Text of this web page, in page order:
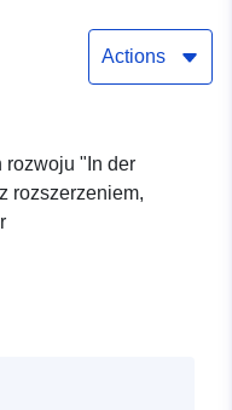
Actions
rozwoju "In der
rozszerzeniem,